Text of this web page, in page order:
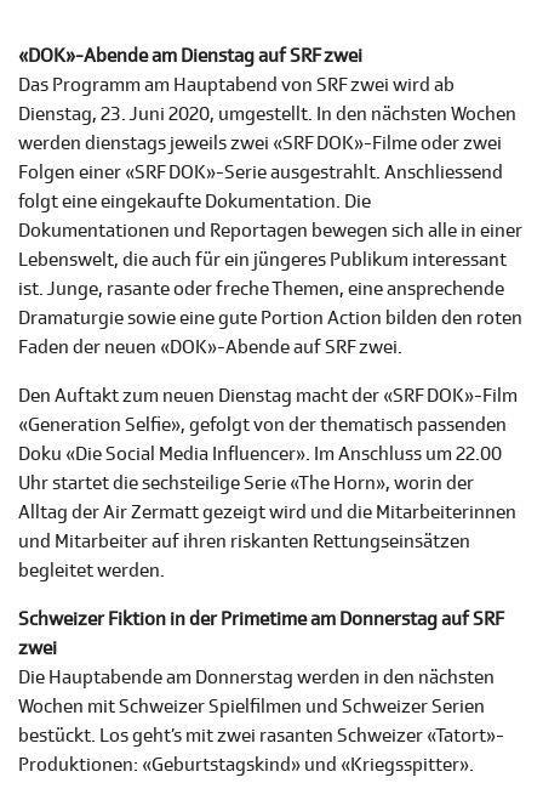
«DOK»-Abende am Dienstag auf SRF zwei
Das Programm am Hauptabend von SRF zwei wird ab
Dienstag, 23. Juni 2020, umgestellt. In den nächsten Wochen
werden dienstags jeweils zwei «SRF DOK»-Filme oder zwei
Folgen einer «SRF DOK»-Serie ausgestrahlt. Anschliessend
folgt eine eingekaufte Dokumentation. Die
Dokumentationen und Reportagen bewegen sich alle in einer
Lebenswelt, die auch für ein jüngeres Publikum interessant
ist. Junge, rasante oder freche Themen, eine ansprechende
Dramaturgie sowie eine gute Portion Action bilden den roten
Faden der neuen «DOK»-Abende auf SRF zwei.
Den Auftakt zum neuen Dienstag macht der «SRF DOK»-Film
«Generation Selfie», gefolgt von der thematisch passenden
Doku «Die Social Media Influencer». Im Anschluss um 22.00
Uhr startet die sechsteilige Serie «The Horn», worin der
Alltag der Air Zermatt gezeigt wird und die Mitarbeiterinnen
und Mitarbeiter auf ihren riskanten Rettungseinsätzen
begleitet werden.
Schweizer Fiktion in der Primetime am Donnerstag auf SRF
zwei
Die Hauptabende am Donnerstag werden in den nächsten
Wochen mit Schweizer Spielfilmen und Schweizer Serien
bestückt. Los geht’s mit zwei rasanten Schweizer «Tatort»-
Produktionen: «Geburtstagskind» und «Kriegsspitter».